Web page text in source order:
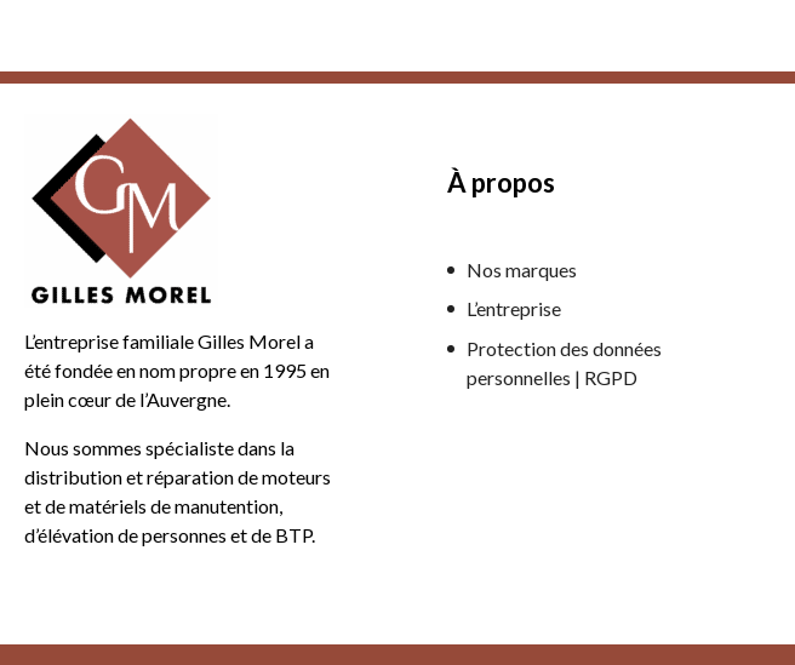
L’entreprise familiale Gilles Morel a
été fondée en nom propre en 1995 en
plein cœur de l’Auvergne.
Nous sommes spécialiste dans la
distribution et réparation de moteurs
et de matériels de manutention,
d’élévation de personnes et de BTP.
À propos
Nos marques
L’entreprise
Protection des données
personnelles | RGPD